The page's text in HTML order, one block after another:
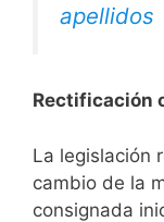
apellidos
Rectificación
La legislación
cambio de la
consignada